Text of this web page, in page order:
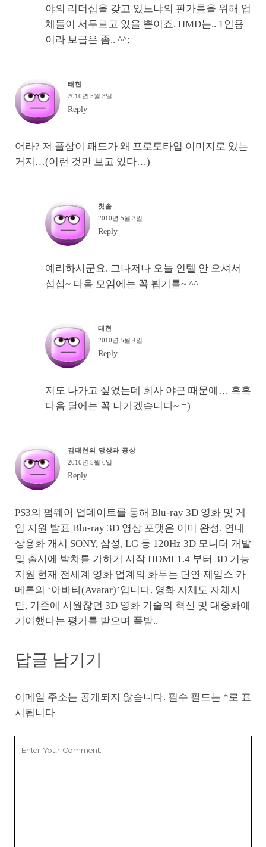
야의 리더십을 갖고 있느냐의 판가름을 위해 업
체들이 서두르고 있을 뿐이죠. HMD는.. 1인용
이라 보급은 좀.. ^^;
태현
2010년 5월 3일
Reply
어라? 저 플삼이 패드가 왜 프로토타입 이미지로 있는
거지…(이런 것만 보고 있다…)
칫솔
2010년 5월 3일
Reply
예리하시군요. 그나저나 오늘 인텔 안 오셔서
섭섭~ 다음 모임에는 꼭 뵙기를~ ^^
태현
2010년 5월 4일
Reply
저도 나가고 싶었는데 회사 야근 때문에… 흑흑
다음 달에는 꼭 나가겠습니다~ =)
김태현의 망상과 공상
2010년 5월 6일
Reply
PS3의 펌웨어 업데이트를 통해 Blu-ray 3D 영화 및 게
임 지원 발표 Blu-ray 3D 영상 포맷은 이미 완성. 연내
상용화 개시 SONY, 삼성, LG 등 120Hz 3D 모니터 개발
및 출시에 박차를 가하기 시작 HDMI 1.4 부터 3D 기능
지원 현재 전세계 영화 업계의 화두는 단연 제임스 카
메론의 ‘아바타(Avatar)’입니다. 영화 자체도 자체지
만, 기존에 시원찮던 3D 영화 기술의 혁신 및 대중화에
기여했다는 평가를 받으며 폭발..
답글 남기기
이메일 주소는 공개되지 않습니다. 필수 필드는 *로 표
시됩니다